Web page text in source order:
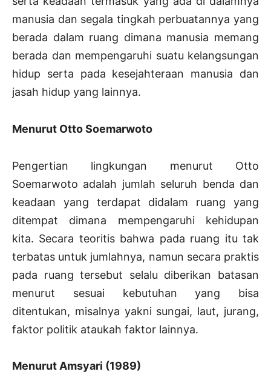
manusia dan segala tingkah perbuatannya yang
berada dalam ruang dimana manusia memang
berada dan mempengaruhi suatu kelangsungan
hidup serta pada kesejahteraan manusia dan
jasah hidup yang lainnya.
Menurut Otto Soemarwoto
Pengertian lingkungan menurut Otto
Soemarwoto adalah jumlah seluruh benda dan
keadaan yang terdapat didalam ruang yang
ditempat dimana mempengaruhi kehidupan
kita. Secara teoritis bahwa pada ruang itu tak
terbatas untuk jumlahnya, namun secara praktis
pada ruang tersebut selalu diberikan batasan
menurut sesuai kebutuhan yang bisa
ditentukan, misalnya yakni sungai, laut, jurang,
faktor politik ataukah faktor lainnya.
Menurut Amsyari (1989)